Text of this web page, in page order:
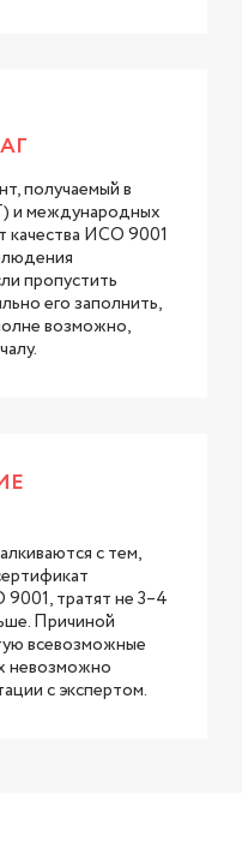
получаемый в
и международных
качества ИСО 9001
пропустить
его заполнить,
возможно,
с тем,
тратят не 3–4
Причиной
всевозможные
невозможно
с экспертом.